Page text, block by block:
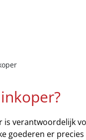
is verantwoordelijk
goederen er